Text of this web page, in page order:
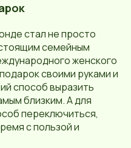
стал не просто
семейным
женского
своими руками и
способ выразить
близким. А для
переключиться,
с пользой и